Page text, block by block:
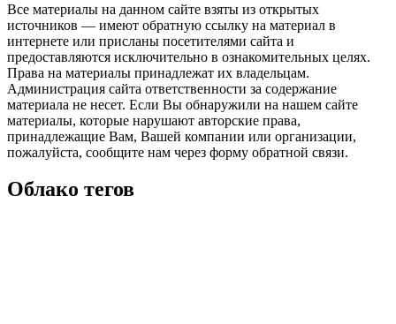
Все материалы на данном сайте взяты из открытых
источников — имеют обратную ссылку на материал в
интернете или присланы посетителями сайта и
предоставляются исключительно в ознакомительных целях.
Права на материалы принадлежат их владельцам.
Администрация сайта ответственности за содержание
материала не несет. Если Вы обнаружили на нашем сайте
материалы, которые нарушают авторские права,
принадлежащие Вам, Вашей компании или организации,
пожалуйста, сообщите нам через форму обратной связи.
Облако тегов